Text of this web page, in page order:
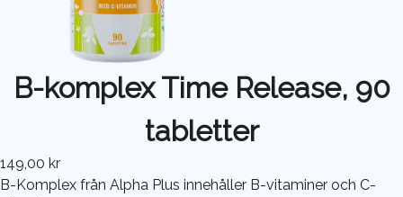
B-komplex Time Release, 90
tabletter
149,00 kr
B-Komplex från Alpha Plus innehåller B-vitaminer och C-